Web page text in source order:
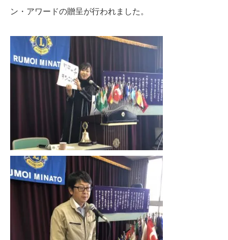
ン・アワードの贈呈が行われました。